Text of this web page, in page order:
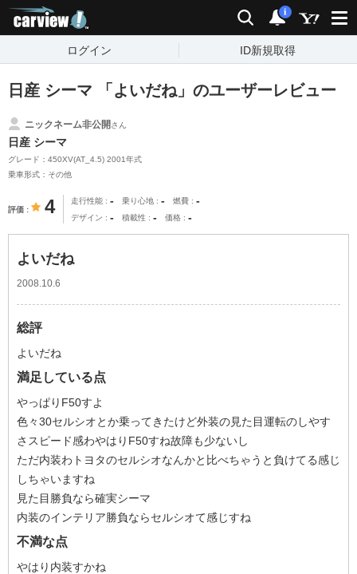
検索 通知
i
ログイン ID新規取得
日産 シーマ 「よいだね」のユーザーレビュー
ニックネーム非公開さん
日産 シーマ
グレード：450XV(AT_4.5) 2001年式
乗車形式：その他
評価 4 走行性能 - 乗り心地 - 燃費 -
デザイン - 積載性 - 価格 -
よいだね
2008.10.6
総評
よいだね
満足している点
やっぱりF50すよ
色々30セルシオとか乗ってきたけど外装の見た目運転のしやす
さスピード感わやはりF50すね故障も少ないし
ただ内装わトヨタのセルシオなんかと比べちゃうと負けてる感じ
しちゃいますね
見た目勝負なら確実シーマ
内装のインテリア勝負ならセルシオて感じすね
不満な点
やはり内装すかね